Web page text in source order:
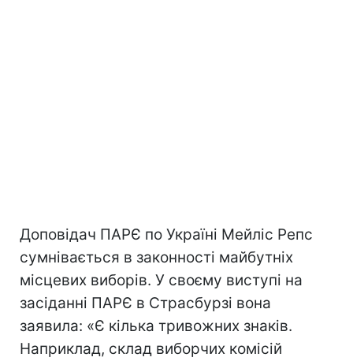
Доповідач ПАРЄ по Україні Мейліс Репс
сумнівається в законності майбутніх
місцевих виборів. У своєму виступі на
засіданні ПАРЄ в Страсбурзі вона
заявила: «Є кілька тривожних знаків.
Наприклад, склад виборчих комісій